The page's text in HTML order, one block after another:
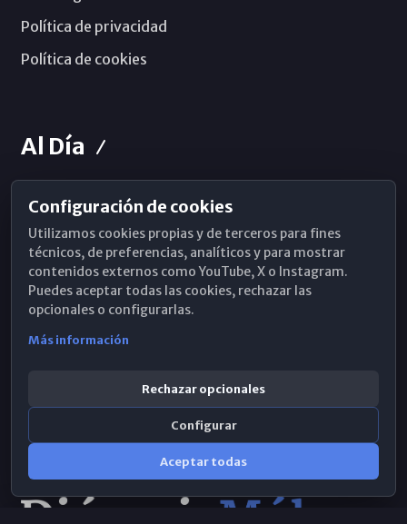
Política de privacidad
Política de cookies
Al Día
Horarios de Misa
Hemeroteca
WhatsApp
Configuración de cookies
Utilizamos cookies propias y de terceros para fines
técnicos, de preferencias, analíticos y para mostrar
contenidos externos como YouTube, X o Instagram.
Puedes aceptar todas las cookies, rechazar las
opcionales o configurarlas.
Más información
Rechazar opcionales
Configurar
Aceptar todas